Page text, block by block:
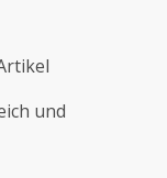
und